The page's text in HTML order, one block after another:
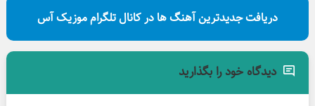
دریافت جدیدترین آهنگ ها در کانال تلگرام موزیک آس
دیدگاه خود را بگذارید